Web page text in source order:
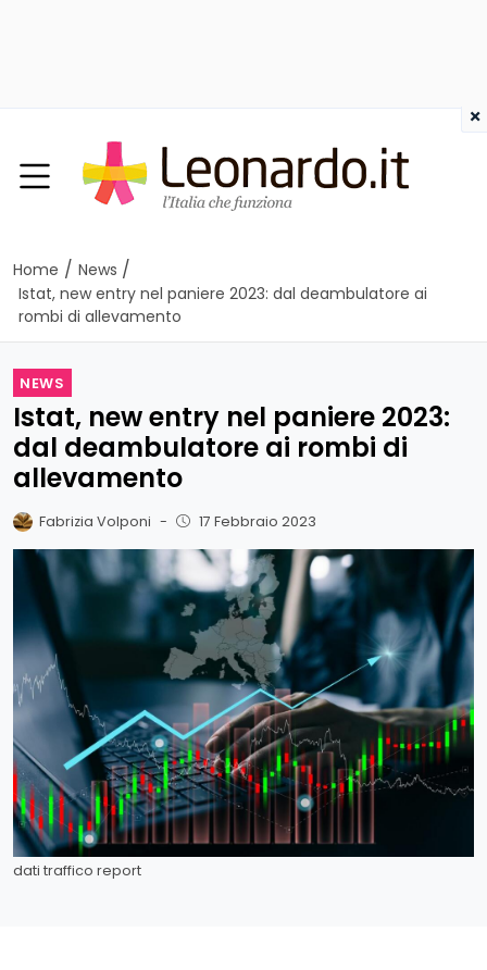
Home / News /
Istat, new entry nel paniere 2023: dal deambulatore ai
rombi di allevamento
NEWS
Istat, new entry nel paniere 2023:
dal deambulatore ai rombi di
allevamento
Fabrizia Volponi - 17 Febbraio 2023
dati traffico report
×